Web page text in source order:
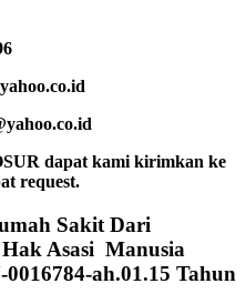
dapat kami kirimkan ke
request.
Sakit Dari
Asasi Manusia
ah.01.15 Tahun